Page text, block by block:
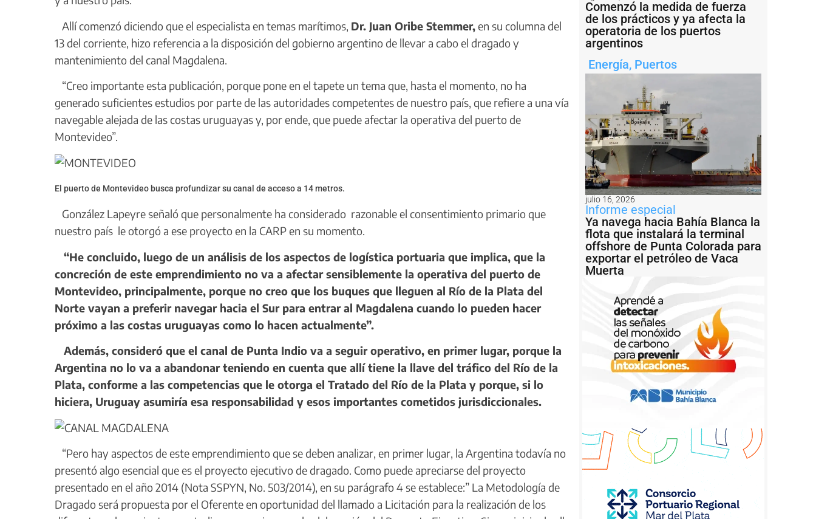
Allí comenzó diciendo que el especialista en temas marítimos, Dr. Juan Oribe Stemmer, en su columna del
13 del corriente, hizo referencia a la disposición del gobierno argentino de llevar a cabo el dragado y
mantenimiento del canal Magdalena.
“Creo importante esta publicación, porque pone en el tapete un tema que, hasta el momento, no ha
generado suficientes estudios por parte de las autoridades competentes de nuestro país, que refiere a una vía
navegable alejada de las costas uruguayas y, por ende, que puede afectar la operativa del puerto de
Montevideo”.
El puerto de Montevideo busca profundizar su canal de acceso a 14 metros.
González Lapeyre señaló que personalmente ha considerado razonable el consentimiento primario que
nuestro país le otorgó a ese proyecto en la CARP en su momento.
“He concluido, luego de un análisis de los aspectos de logística portuaria que implica, que la
concreción de este emprendimiento no va a afectar sensiblemente la operativa del puerto de
Montevideo, principalmente, porque no creo que los buques que lleguen al Río de la Plata del
Norte vayan a preferir navegar hacia el Sur para entrar al Magdalena cuando lo pueden hacer
próximo a las costas uruguayas como lo hacen actualmente”.
Además, consideró que el canal de Punta Indio va a seguir operativo, en primer lugar, porque la
Argentina no lo va a abandonar teniendo en cuenta que allí tiene la llave del tráfico del Río de la
Plata, conforme a las competencias que le otorga el Tratado del Río de la Plata y porque, si lo
hiciera, Uruguay asumiría esa responsabilidad y esos importantes cometidos jurisdiccionales.
“Pero hay aspectos de este emprendimiento que se deben analizar, en primer lugar, la Argentina todavía no
presentó algo esencial que es el proyecto ejecutivo de dragado. Como puede apreciarse del proyecto
presentado en el año 2014 (Nota SSPYN, No. 503/2014), en su parágrafo 4 se establece:” La Metodología de
Dragado será propuesta por el Oferente en oportunidad del llamado a Licitación para la realización de los
Comenzó la medida de fuerza
de los prácticos y ya afecta la
operatoria de los puertos
argentinos
Energía, Puertos
julio 16, 2026
Informe especial
Ya navega hacia Bahía Blanca la
flota que instalará la terminal
offshore de Punta Colorada para
exportar el petróleo de Vaca
Muerta